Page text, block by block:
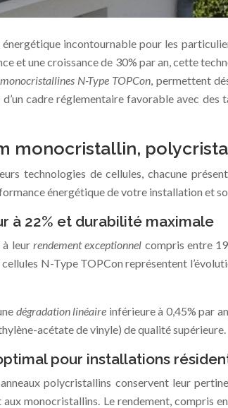
énergétique incontournable pour les
et une croissance de 30% par an, cette
N-Type TOPCon, permettent
cadre réglementaire favorable avec
monocristallin,
technologies de cellules, chacune
énergétique de votre installation et
à 22% et durabilité maximale
à leur rendement exceptionnel compris entre
N-Type TOPCon représentent
dégradation linéaire inférieure à 0,45% par
acétate de vinyle) de qualité supérieure.
pour installations
polycristallins conservent leur
monocristallins. Le rendement, compris